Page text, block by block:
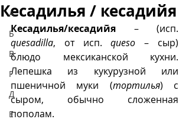
А
Б
В
Г
Д
Е
Кесадилья / кесадийя
Кесадилья/кесадийя
quesadilla, от исп. queso – сыр)
блюдо мексиканской кухни.
Лепешка из кукурузной или
пшеничной муки (тортилья) с
сыром, обычно сложенная
пополам.